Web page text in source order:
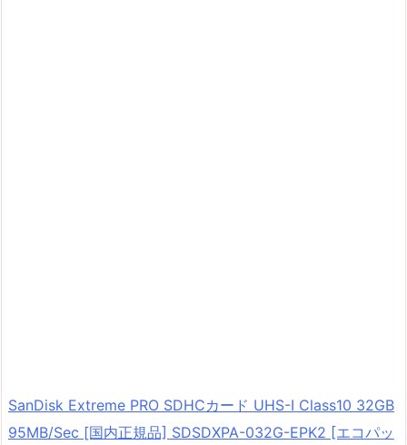
SanDisk Extreme PRO SDHCカード UHS-I Class10 32GB
95MB/Sec [国内正規品] SDSDXPA-032G-EPK2 [エコパッ